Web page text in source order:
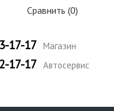
Сравнить (0)
17-17 Магазин
17-17 Автосервис